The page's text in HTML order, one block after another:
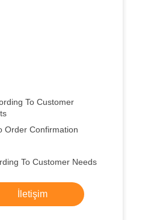
To Customer
Order Confirmation
To Customer Needs
İletişim